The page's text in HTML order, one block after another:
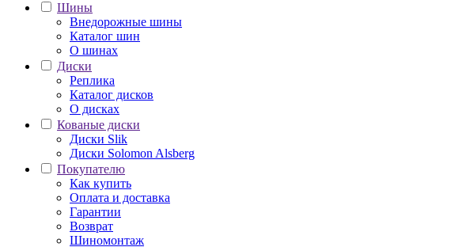
Шины
Внедорожные шины
Каталог шин
О шинах
Диски
Реплика
Каталог дисков
О дисках
Кованые диски
Диски Slik
Диски Solomon Alsberg
Покупателю
Как купить
Оплата и доставка
Гарантии
Возврат
Шиномонтаж